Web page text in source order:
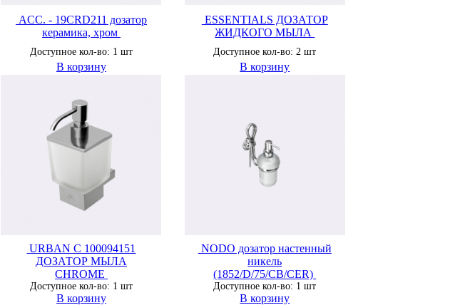
ACC. - 19CRD211 дозатор
керамика, хром
Доступное кол-во: 1 шт
В корзину
ESSENTIALS ДОЗАТОР
ЖИДКОГО МЫЛА
Доступное кол-во: 2 шт
В корзину
URBAN C 100094151
ДОЗАТОР МЫЛА
CHROME
Доступное кол-во: 1 шт
В корзину
NODO дозатор настенный
никель
(1852/D/75/CB/CER)
Доступное кол-во: 1 шт
В корзину